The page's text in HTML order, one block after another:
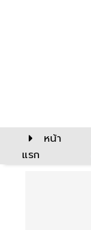
หน้า
แรก